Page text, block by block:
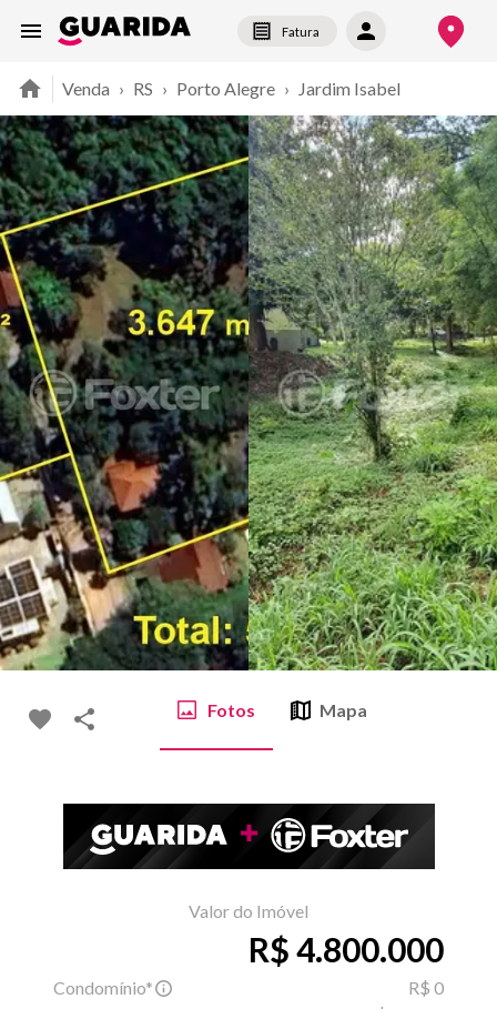
Fatura
Venda › RS › Porto Alegre › Jardim Isabel
Fotos Mapa
Valor do Imóvel
R$ 4.800.000
Condomínio*
R$ 0